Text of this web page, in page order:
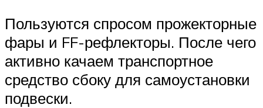
Пользуются спросом прожекторные
фары и FF-рефлекторы. После чего
активно качаем транспортное
средство сбоку для самоустановки
подвески.